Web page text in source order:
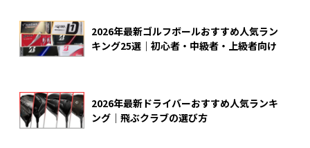
2026年最新ゴルフボールおすすめ人気ラン
キング25選｜初心者・中級者・上級者向け
2026年最新ドライバーおすすめ人気ランキ
ング｜飛ぶクラブの選び方